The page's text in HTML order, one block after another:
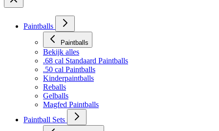
Paintballs
Paintballs
Bekijk alles
.68 cal Standaard Paintballs
.50 cal Paintballs
Kinderpaintballs
Reballs
Gelballs
Magfed Paintballs
Paintball Sets